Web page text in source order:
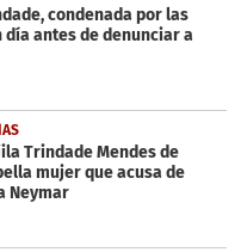
condenada por las
día antes de denunciar a
Trindade Mendes de
mujer que acusa de
Neymar